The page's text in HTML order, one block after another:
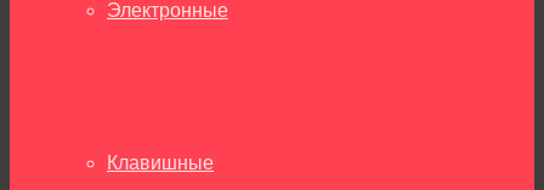
Электронные
Клавишные